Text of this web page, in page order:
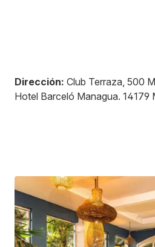
Dirección: Club Terraza, 500
Hotel Barceló Managua. 14179